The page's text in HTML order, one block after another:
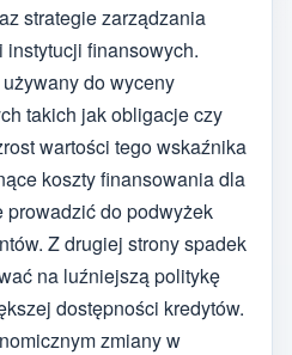
strategie zarządzania
finansowych.
do wyceny
takich jak obligacje czy
wartości tego wskaźnika
koszty finansowania dla
prowadzić do podwyżek
Z drugiej strony spadek
na luźniejszą politykę
dostępności kredytów.
zmiany w